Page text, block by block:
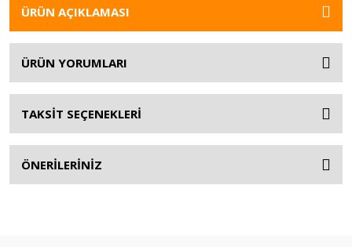
ÜRÜN AÇIKLAMASI
ÜRÜN YORUMLARI
TAKSİT SEÇENEKLERİ
ÖNERİLERİNİZ